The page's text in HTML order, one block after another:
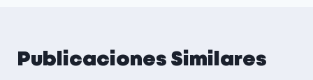
Publicaciones Similares